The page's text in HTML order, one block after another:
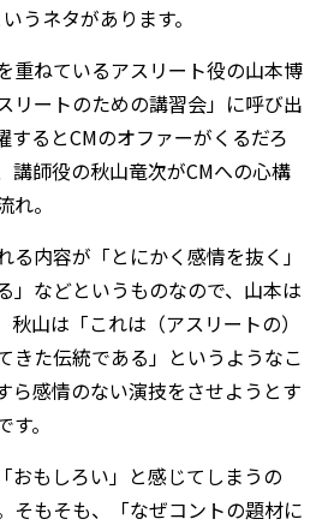
うネタがあります。
重ねているアスリート役の山本博
リートのための講習会」に呼び出
するとCMのオファーがくるだろ
講師役の秋山竜次がCMへの心構
。
内容が「とにかく感情を抜く」
」などというものなので、山本は
山は「これは（アスリートの）
きた伝統である」というようなこ
ら感情のない演技をさせようとす
。
おもしろい」と感じてしまうの
そもそも、「なぜコントの題材に